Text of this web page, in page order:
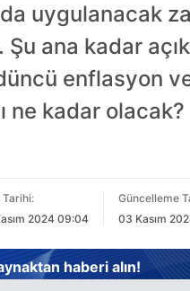
uygulanacak
ana kadar
enflasyon
ne kadar
Tarihi:
2024 09:04
Güncelleme
03 Kasım
haberi alın!